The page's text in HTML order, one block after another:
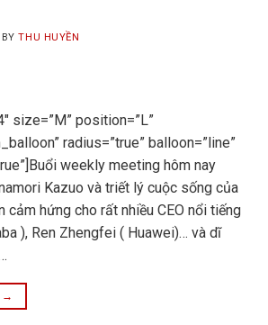
BYTHU HUYỀN
size=”M” position=”L”
radius=”true” balloon=”line”
weekly meeting hôm nay
Kazuo và triết lý cuộc sống của
cảm hứng cho rất nhiều CEO nổi tiếng
), Ren Zhengfei ( Huawei)… và dĩ
→